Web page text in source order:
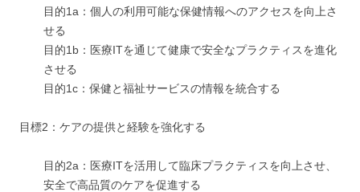
目的1a：個人の利用可能な保健情報へのアクセスを向上さ
せる
目的1b：医療ITを通じて健康で安全なプラクティスを進化
させる
目的1c：保健と福祉サービスの情報を統合する
目標2：ケアの提供と経験を強化する
目的2a：医療ITを活用して臨床プラクティスを向上させ、
安全で高品質のケアを促進する